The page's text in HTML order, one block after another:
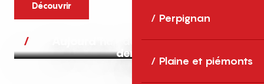
Perpignan
Plaine et piémonts
Découvrir
Aujourd’hui, demain et après-
demain